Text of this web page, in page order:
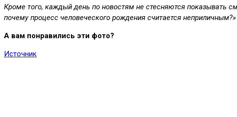
Кроме того, каждый день по новостям не стесняются показывать
почему процесс человеческого рождения считается неприличным?»
А вам понравились эти фото?
Источник